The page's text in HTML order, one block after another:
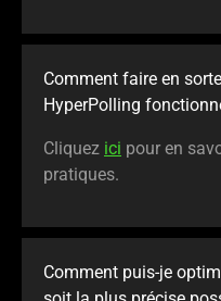
Comment faire en
HyperPolling
Cliquez ici pour en
pratiques.
Comment puis-je